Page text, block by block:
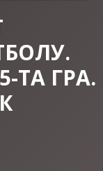
ТА ГРА.